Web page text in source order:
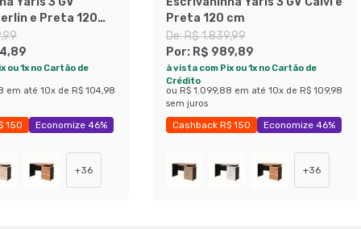
e Preta 120
ou 1x no Cartão de
em até 10x de R$ 104,98
150 Economize 46%
+36
Preta 120 cm
De:R$ 1.839,99
Por: R$ 989,89
à vista com Pix ou 1x no Cartão de
Crédito
ou R$ 1.099,88 em até 10x de R$ 109,98
sem juros
Cashback R$ 150 Economize 46%
+36